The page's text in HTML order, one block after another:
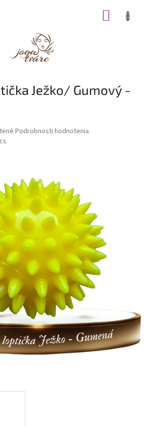
Ježko/ Gumový -
Podrobnosti hodnotenia